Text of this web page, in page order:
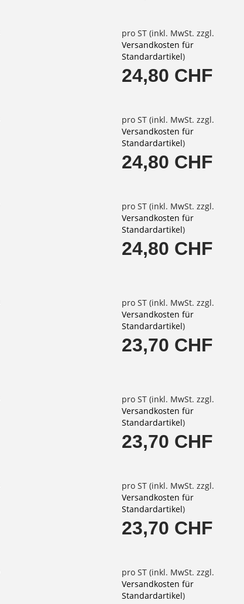
pro ST (inkl. MwSt. zzgl.
Versandkosten für
Standardartikel)
24,80 CHF
pro ST (inkl. MwSt. zzgl.
Versandkosten für
Standardartikel)
24,80 CHF
pro ST (inkl. MwSt. zzgl.
Versandkosten für
Standardartikel)
24,80 CHF
pro ST (inkl. MwSt. zzgl.
Versandkosten für
Standardartikel)
23,70 CHF
pro ST (inkl. MwSt. zzgl.
Versandkosten für
Standardartikel)
23,70 CHF
pro ST (inkl. MwSt. zzgl.
Versandkosten für
Standardartikel)
23,70 CHF
pro ST (inkl. MwSt. zzgl.
Versandkosten für
Standardartikel)